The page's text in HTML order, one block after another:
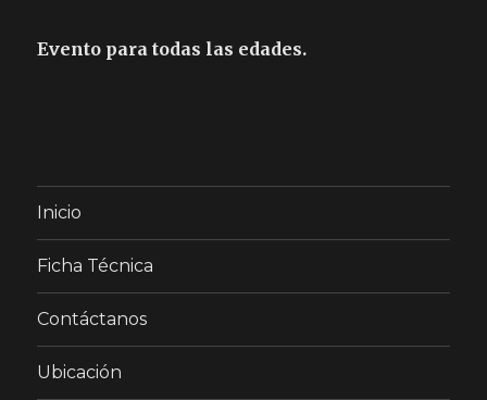
Evento para todas las edades.
Inicio
Ficha Técnica
Contáctanos
Ubicación